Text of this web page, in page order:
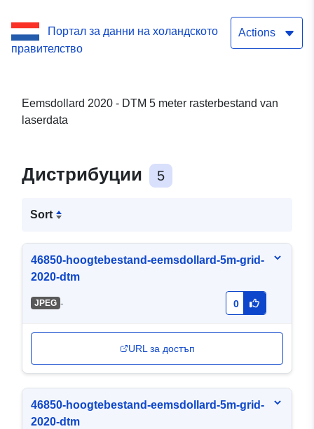
Портал за данни на холандското
правителство
Actions
Eemsdollard 2020 - DTM 5 meter rasterbestand van
laserdata
Дистрибуции 5
Sort
46850-hoogtebestand-eemsdollard-5m-grid-
2020-dtm
JPEG - 0
URL за достъп
46850-hoogtebestand-eemsdollard-5m-grid-
2020-dtm